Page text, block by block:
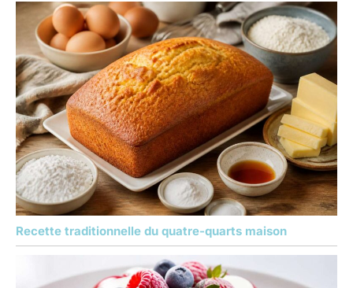
Recette traditionnelle du quatre-quarts maison